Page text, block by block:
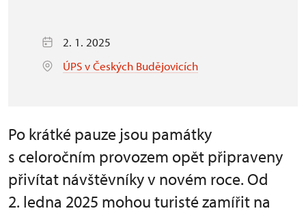
2. 1. 2025
ÚPS v Českých Budějovicích
Po krátké pauze jsou památky
s celoročním provozem opět připraveny
přivítat návštěvníky v novém roce. Od
2. ledna 2025 mohou turisté zamířit na